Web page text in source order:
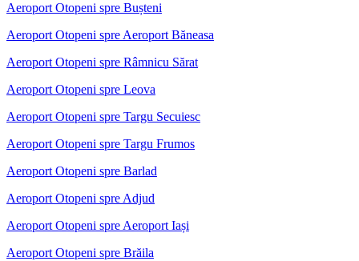
Aeroport Otopeni spre Bușteni
Aeroport Otopeni spre Aeroport Băneasa
Aeroport Otopeni spre Râmnicu Sărat
Aeroport Otopeni spre Leova
Aeroport Otopeni spre Targu Secuiesc
Aeroport Otopeni spre Targu Frumos
Aeroport Otopeni spre Barlad
Aeroport Otopeni spre Adjud
Aeroport Otopeni spre Aeroport Iași
Aeroport Otopeni spre Brăila